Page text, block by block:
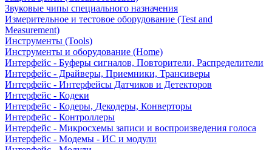
Звуковые чипы специального назначения
Измерительное и тестовое оборудование (Test and
Measurement)
Инструменты (Tools)
Инструменты и оборудование (Home)
Интерфейс - Буферы сигналов, Повторители, Распределители
Интерфейс - Драйверы, Приемники, Трансиверы
Интерфейс - Интерфейсы Датчиков и Детекторов
Интерфейс - Кодеки
Интерфейс - Кодеры, Декодеры, Конверторы
Интерфейс - Контроллеры
Интерфейс - Микросхемы записи и воспроизведения голоса
Интерфейс - Модемы - ИС и модули